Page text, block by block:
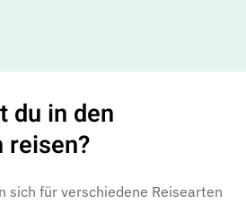
du in den
reisen?
sich für verschiedene Reisearten